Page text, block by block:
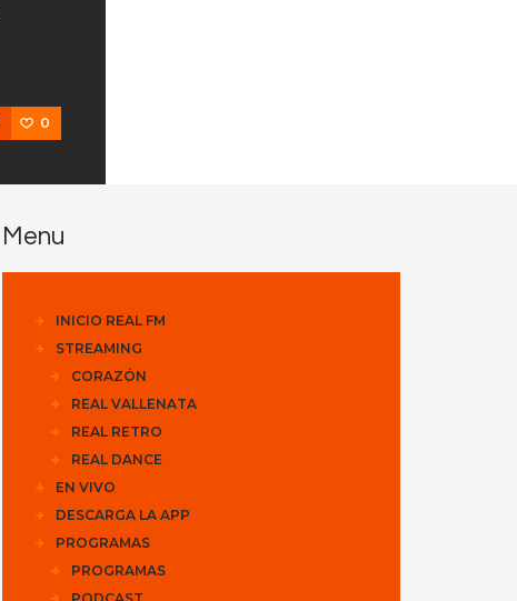
0
Menu
INICIO REAL FM
STREAMING
CORAZÓN
REAL VALLENATA
REAL RETRO
REAL DANCE
EN VIVO
DESCARGA LA APP
PROGRAMAS
PROGRAMAS